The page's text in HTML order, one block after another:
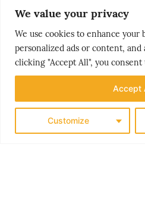
We value your privacy
We use cookies to enhance your
personalized ads or content,
clicking "Accept All", you
Customize
Accept
08/08/2026
NORGE PÅ TOPP
HER SLÅR TOGET
06/08/2026